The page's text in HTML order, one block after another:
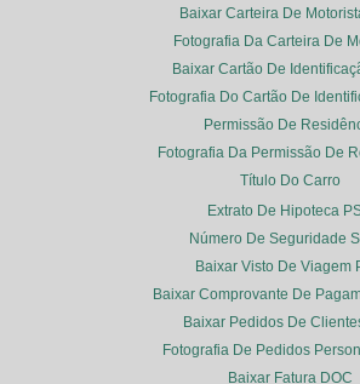
Baixar Carteira De
Fotografia Da Carteira De
Baixar Cartão De
Fotografia Do Cartão De
Permissão De
Fotografia Da Permissão De
Título Do Carro
Extrato De Hipoteca
Número De Seguridade
Baixar Visto De Viagem
Baixar Comprovante De
Baixar Pedidos De
Fotografia De Pedidos
Baixar Fatura DOC